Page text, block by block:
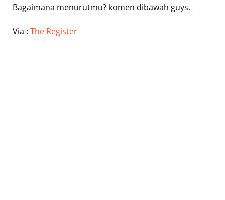
Bagaimana menurutmu? komen dibawah guys.
Via : The Register